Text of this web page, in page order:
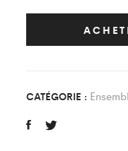
Training
Rouge
C'Noues
CATÉGORIE :